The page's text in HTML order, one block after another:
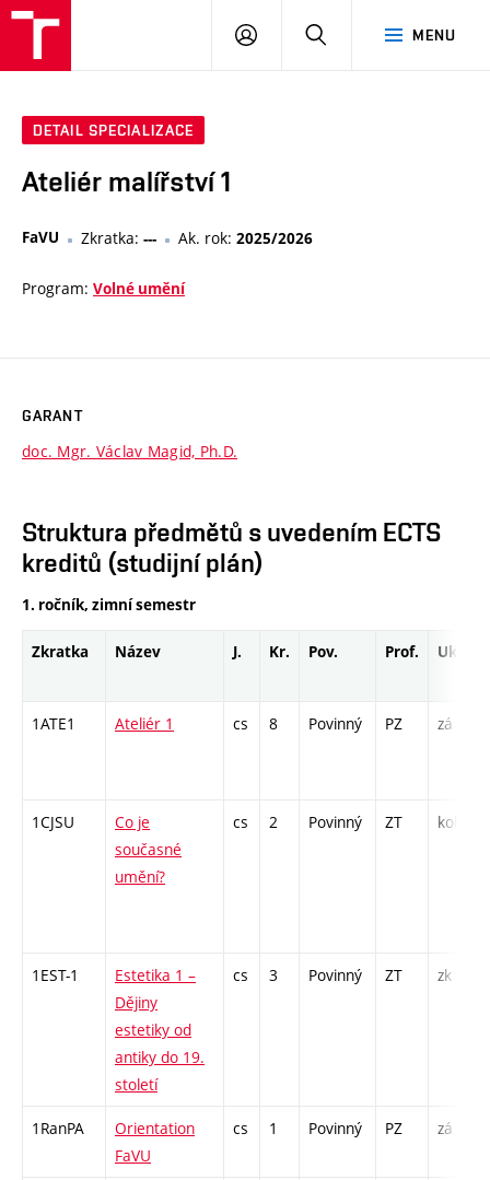
MENU
PŘIHLÁSIT
DETAIL SPECIALIZACE
Ateliér malířství 1
FaVU Zkratka: --- Ak. rok: 2025/2026
Program: Volné umění
GARANT
doc. Mgr. Václav Magid, Ph.D.
Struktura předmětů s uvedením ECTS
kreditů (studijní plán)
1. ročník, zimní semestr
Zkratka Název J. Kr. Pov. Prof. Uk.
1ATE1 Ateliér 1 cs 8 Povinný PZ zá
1CJSU
Co je
současné
umění?
cs 2 Povinný ZT kol
1EST-1
Estetika 1 –
Dějiny
estetiky od
antiky do 19.
století
cs 3 Povinný ZT zk
1RanPA
Orientation
FaVU
cs 1 Povinný PZ zá